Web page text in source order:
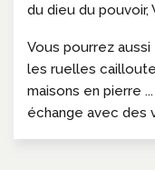
du dieu du pouvoir,
Vous pourrez
les ruelles
maisons en pierre
échange avec des